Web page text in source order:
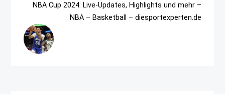
NBA Cup 2024: Live-Updates, Highlights und mehr –
NBA – Basketball – diesportexperten.de